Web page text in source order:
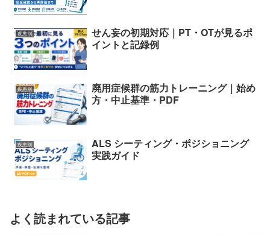
疾患別
せん妄の初期対応｜PT・OTが見るポ
イントと記録例
疾患別
廃用症候群の筋力トレーニング｜始め
方・中止基準・PDF
疾患別
ALS シーティング・ポジショニング
実践ガイド
よく読まれている記事